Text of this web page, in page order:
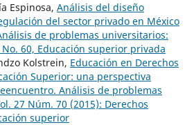
Espinosa, Análisis del diseño
del sector privado en México
de problemas universitarios:
60, Educación superior privada
Kolstrein, Educación en Derechos
Superior: una perspectiva
Análisis de problemas
27 Núm. 70 (2015): Derechos
superior